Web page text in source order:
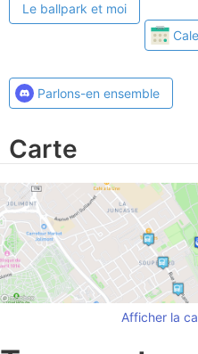
Le ballpark et moi
Parlons-en ensemble
Carte
Afficher la